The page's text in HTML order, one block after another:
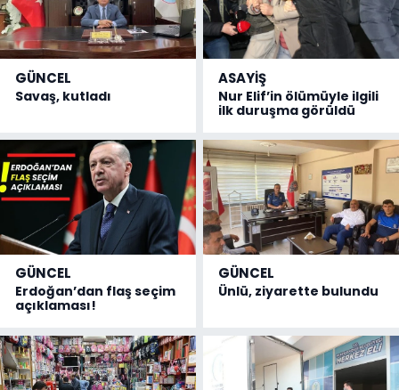
GÜNCEL
Savaş, kutladı
ASAYİŞ
Nur Elif’in ölümüyle ilgili
ilk duruşma görüldü
GÜNCEL
Erdoğan’dan flaş seçim
açıklaması!
GÜNCEL
Ünlü, ziyarette bulundu